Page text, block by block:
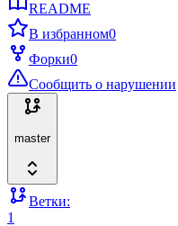
README
В избранном0
Форки0
Сообщить о нарушении
master
Ветки:
1